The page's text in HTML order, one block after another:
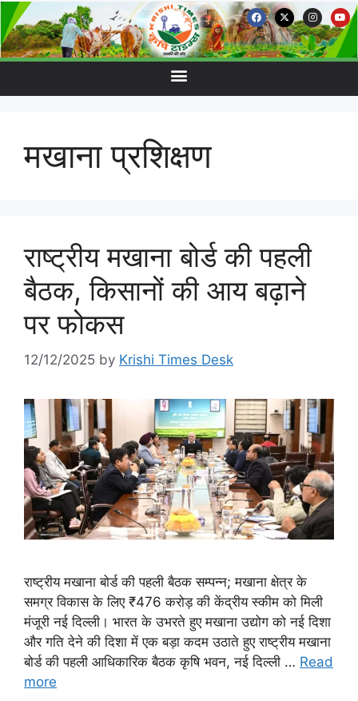
मखाना प्रशिक्षण
राष्ट्रीय मखाना बोर्ड की पहली
बैठक, किसानों की आय बढ़ाने
पर फोकस
12/12/2025 by Krishi Times Desk
राष्ट्रीय मखाना बोर्ड की पहली बैठक सम्पन्न; मखाना क्षेत्र के
समग्र विकास के लिए ₹476 करोड़ की केंद्रीय स्कीम को मिली
मंजूरी नई दिल्ली। भारत के उभरते हुए मखाना उद्योग को नई दिशा
और गति देने की दिशा में एक बड़ा कदम उठाते हुए राष्ट्रीय मखाना
बोर्ड की पहली आधिकारिक बैठक कृषि भवन, नई दिल्ली … Read
more